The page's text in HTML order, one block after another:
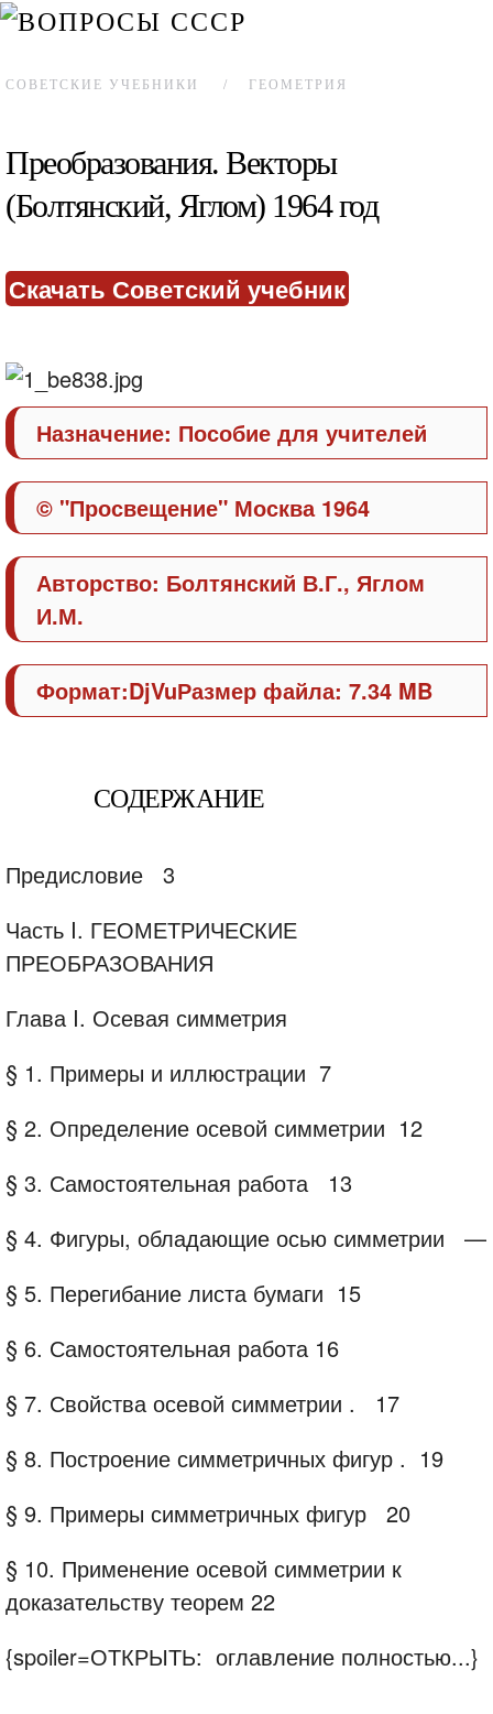
СОВЕТСКИЕ УЧЕБНИКИ ГЕОМЕТРИЯ
Преобразования. Векторы
(Болтянский, Яглом) 1964 год
Скачать Советский учебник
Назначение: Пособие для учителей
© "Просвещение" Москва 1964
Авторство: Болтянский В.Г., Яглом
И.М.
Формат:DjVuРазмер файла: 7.34 MB
СОДЕРЖАНИЕ
Предисловие
3
Часть I. ГЕОМЕТРИЧЕСКИЕ
ПРЕОБРАЗОВАНИЯ
Глава I. Осевая симметрия
§ 1. Примеры и иллюстрации 7
§ 2. Определение осевой симметрии 12
§ 3. Самостоятельная работа
13
§ 4. Фигуры, обладающие осью симметрии
—
§ 5. Перегибание листа бумаги 15
§ 6. Самостоятельная работа 16
§ 7. Свойства осевой симметрии .
17
§ 8. Построение симметричных фигур . 19
§ 9. Примеры симметричных фигур
20
§ 10. Применение осевой симметрии к
доказательству теорем 22
{spoiler=ОТКРЫТЬ: оглавление полностью...}